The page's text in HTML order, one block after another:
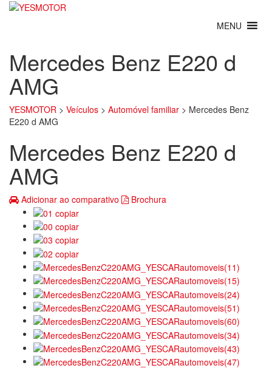
Mercedes Benz E220 d
AMG
YESMOTOR > Veículos > Automóvel familiar > Mercedes Benz
E220 d AMG
Mercedes Benz E220 d
AMG
Adicionar ao comparativo Brochura